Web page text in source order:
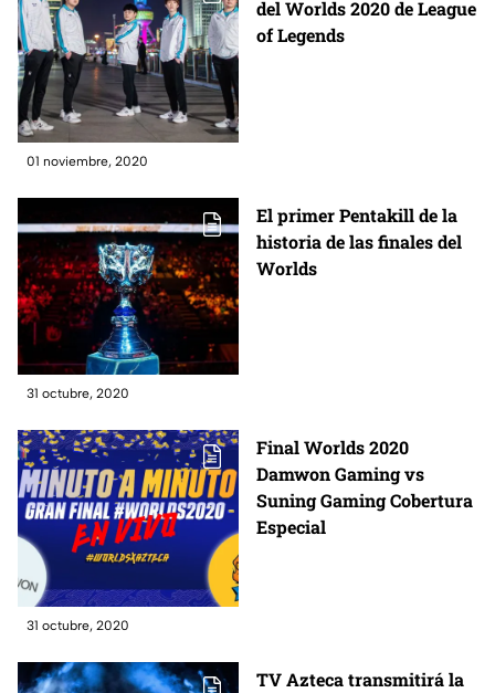
del Worlds 2020 de League
of Legends
01 noviembre, 2020
El primer Pentakill de la
historia de las finales del
Worlds
31 octubre, 2020
Final Worlds 2020
Damwon Gaming vs
Suning Gaming Cobertura
Especial
31 octubre, 2020
TV Azteca transmitirá la